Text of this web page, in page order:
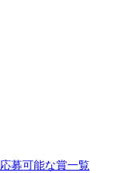
応募可能な賞一覧